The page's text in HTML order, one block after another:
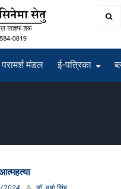
परामर्श मंडल ई-पत्रिका